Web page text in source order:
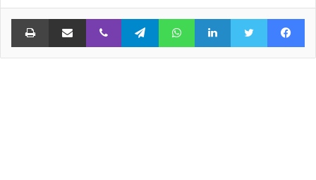
فيسبوك تويتر لينكدإن واتساب تيلقرام ڤايبر مشاركة عبر البريد